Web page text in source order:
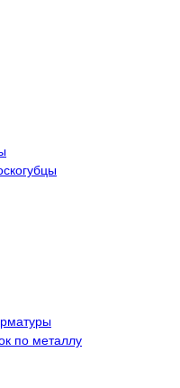
по металлу